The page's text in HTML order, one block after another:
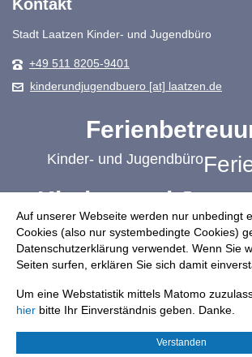
Auf unserer Webseite werden nur unbedingt
Cookies (also nur systembedingte Cookies)
Datenschutzerklärung verwendet. Wenn Sie
Seiten surfen, erklären Sie sich damit
Um eine Webstatistik mittels Matomo
hier bitte Ihr Einverständnis geben. Danke.
Verstanden
Kontakt
Stadt Laatzen Kinder- und Jugendbüro
+49 511 8205-9401
kinderundjugendbuero [at] laatzen.de
Kinder- und Jugendbüro
Kinder- und
Schulbezogene
JugendplätzeEhrenamt
Übergang Schule-
Freizeit: Sport, Musik, Kirche
Jugendbeirat